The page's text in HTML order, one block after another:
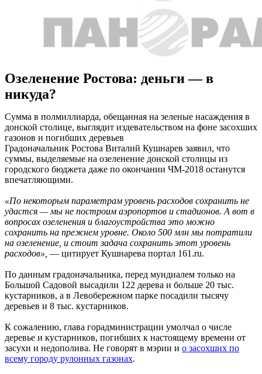
Озеленение Ростова: деньги — в
никуда?
Сумма в полмиллиарда, обещанная на зеленые насаждения в
донской столице, выглядит издевательством на фоне засохших
газонов и погибших деревьев
Градоначальник Ростова Виталий Кушнарев заявил, что
суммы, выделяемые на озеленение донской столицы из
городского бюджета даже по окончании ЧМ-2018 останутся
впечатляющими.
«По некоторым параметрам уровень расходов сохранить не
удастся — мы не построим аэропортов и стадионов. А вот в
вопросах озеленения и благоустройства это можно
сохранить на прежнем уровне. Около 500 млн мы потратили
на озеленение, и стоит задача сохранить этот уровень
расходов», — цитирует Кушнарева портал 161.ru.
По данным градоначальника, перед мундиалем только на
Большой Садовой высадили 122 дерева и больше 20 тыс.
кустарников, а в Левобережном парке посадили тысячу
деревьев и 8 тыс. кустарников.
К сожалению, глава горадминистрации умолчал о числе
деревье и кустарников, погибших к настоящему времени от
засухи и недополива. Не говорят в мэрии и о засохших по
всему городу рулонных газонах.